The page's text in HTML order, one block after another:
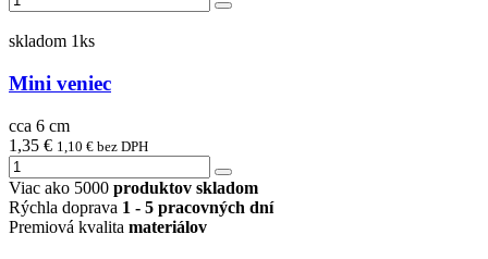
skladom 1ks
Mini veniec
cca 6 cm
1,35 € 1,10 € bez DPH
Viac ako 5000 produktov skladom
Rýchla doprava 1 - 5 pracovných dní
Premiová kvalita materiálov